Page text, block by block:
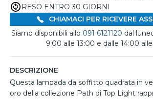
RESO ENTRO 30 GIORNI
CHIAMACI PER RICEVERE
Siamo disponibili allo 091 6121120 dal
9:00 alle 13:00 e dalle 14:00
DESCRIZIONE
Questa lampada da soffitto quadrata in
oro della collezione Path di Top Light